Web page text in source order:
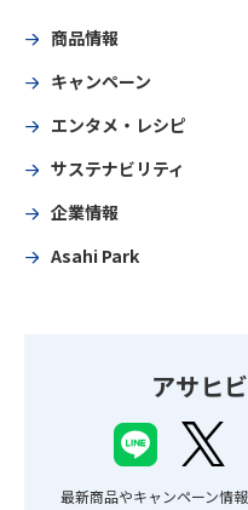
商品情報
キャンペーン
エンタメ・レシピ
サステナビリティ
企業情報
Asahi Park
アサヒ
最新商品やキャンペーン情